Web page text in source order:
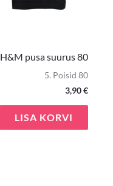
H&M pusa suurus 80
5. Poisid 80
3,90€
LISA KORVI